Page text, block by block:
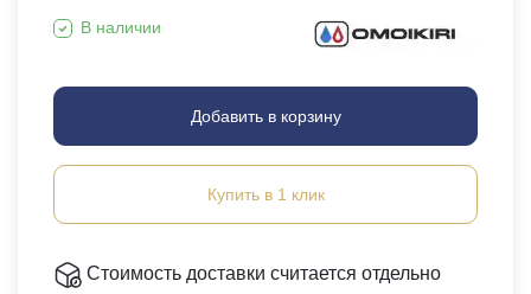
В наличии
Добавить в корзину
Купить в 1 клик
Стоимость доставки считается отдельно